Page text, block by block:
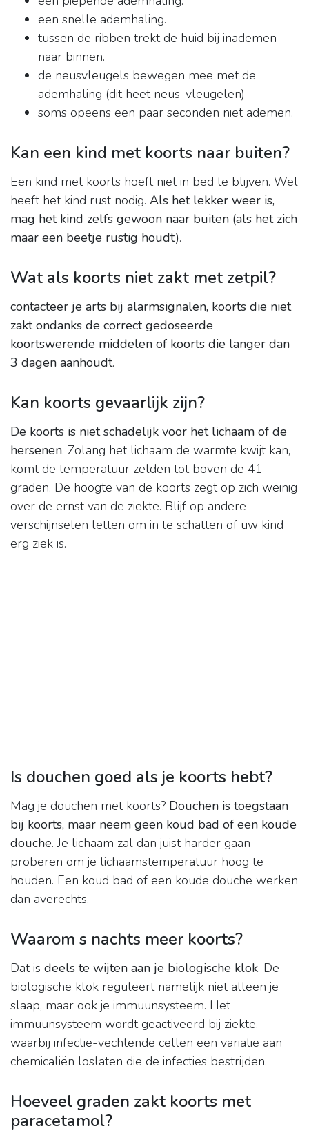
een snelle ademhaling.
tussen de ribben trekt de huid bij inademen
naar binnen.
de neusvleugels bewegen mee met de
ademhaling (dit heet neus-vleugelen)
soms opeens een paar seconden niet ademen.
Kan een kind met koorts naar buiten?
Een kind met koorts hoeft niet in bed te blijven. Wel
heeft het kind rust nodig. Als het lekker weer is,
mag het kind zelfs gewoon naar buiten (als het zich
maar een beetje rustig houdt).
Wat als koorts niet zakt met zetpil?
contacteer je arts bij alarmsignalen, koorts die niet
zakt ondanks de correct gedoseerde
koortswerende middelen of koorts die langer dan
3 dagen aanhoudt.
Kan koorts gevaarlijk zijn?
De koorts is niet schadelijk voor het lichaam of de
hersenen. Zolang het lichaam de warmte kwijt kan,
komt de temperatuur zelden tot boven de 41
graden. De hoogte van de koorts zegt op zich weinig
over de ernst van de ziekte. Blijf op andere
verschijnselen letten om in te schatten of uw kind
erg ziek is.
Is douchen goed als je koorts hebt?
Mag je douchen met koorts? Douchen is toegstaan
bij koorts, maar neem geen koud bad of een koude
douche. Je lichaam zal dan juist harder gaan
proberen om je lichaamstemperatuur hoog te
houden. Een koud bad of een koude douche werken
dan averechts.
Waarom s nachts meer koorts?
Dat is deels te wijten aan je biologische klok. De
biologische klok reguleert namelijk niet alleen je
slaap, maar ook je immuunsysteem. Het
immuunsysteem wordt geactiveerd bij ziekte,
waarbij infectie-vechtende cellen een variatie aan
chemicaliën loslaten die de infecties bestrijden.
Hoeveel graden zakt koorts met
paracetamol?